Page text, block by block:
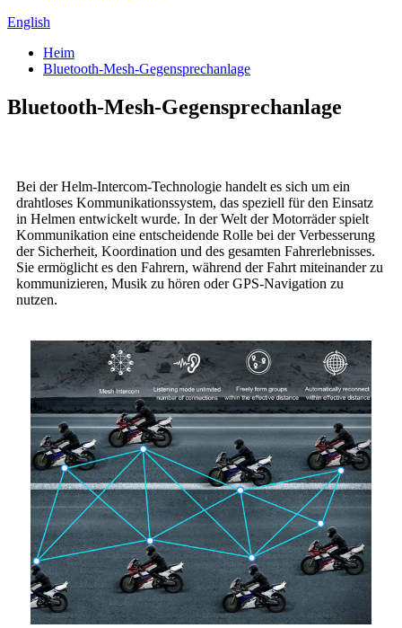
English
Heim
Bluetooth-Mesh-Gegensprechanlage
Bluetooth-Mesh-Gegensprechanlage
Bei der Helm-Intercom-Technologie handelt es sich um ein
drahtloses Kommunikationssystem, das speziell für den Einsatz
in Helmen entwickelt wurde. In der Welt der Motorräder spielt
Kommunikation eine entscheidende Rolle bei der Verbesserung
der Sicherheit, Koordination und des gesamten Fahrerlebnisses.
Sie ermöglicht es den Fahrern, während der Fahrt miteinander zu
kommunizieren, Musik zu hören oder GPS-Navigation zu
nutzen.